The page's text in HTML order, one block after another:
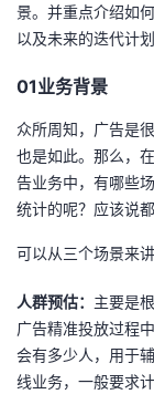
我
博
客
的
论
我
的
我
播
活
动
的
关
我
的
我
景。并重点介绍如
以及未来的迭代计划
01业务背景
众所周知，广告是
也是如此。那么，
告业务中，有哪些
统计的呢？应该说都
可以从三个场景来讲
人群预估： 主要是
广告精准投放过程
会有多少人，用于
线业务，一般要求